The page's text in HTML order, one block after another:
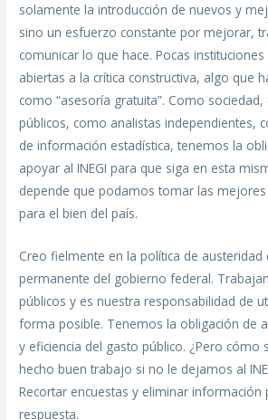
solamente la introducción de nuevos y
sino un esfuerzo constante por mejorar,
comunicar lo que hace. Pocas
abiertas a la crítica constructiva, algo que
como “asesoría gratuita”. Como
públicos, como analistas independientes,
de información estadística, tenemos la
apoyar al INEGI para que siga en esta
depende que podamos tomar las
para el bien del país.
Creo fielmente en la política de
permanente del gobierno federal.
públicos y es nuestra responsabilidad de
forma posible. Tenemos la obligación de
y eficiencia del gasto público. ¿Pero cómo
hecho buen trabajo si no le dejamos al
Recortar encuestas y eliminar
respuesta.